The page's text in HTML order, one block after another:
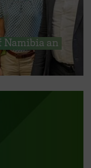
Namibia an